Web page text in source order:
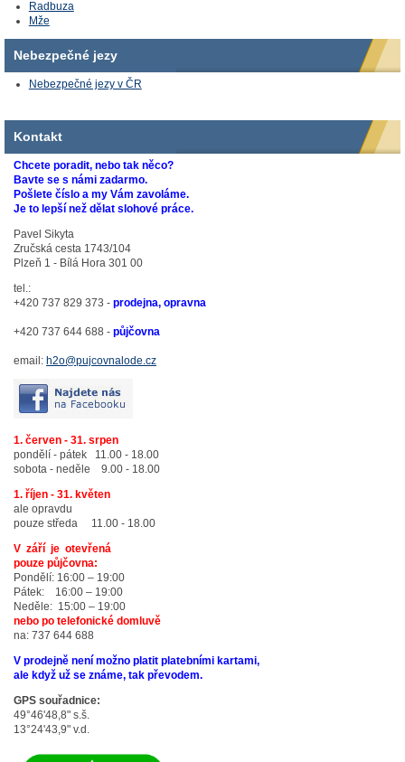
Radbuza
Mže
Nebezpečné jezy
Nebezpečné jezy v ČR
Kontakt
Chcete poradit, nebo tak něco?
Bavte se s námi zadarmo.
Pošlete číslo a my Vám zavoláme.
Je to lepší než dělat slohové práce.
Pavel Sikyta
Zručská cesta 1743/104
Plzeň 1 - Bílá Hora 301 00
tel.:
+420 737 829 373 - prodejna, opravna
+420 737 644 688 - půjčovna
email: h2o@pujcovnalode.cz
1. červen - 31. srpen
pondělí - pátek 11.00 - 18.00
sobota - neděle 9.00 - 18.00
1. říjen - 31. květen
ale opravdu
pouze středa 11.00 - 18.00
V září je otevřená
pouze půjčovna:
Pondělí: 16:00 – 19:00
Pátek: 16:00 – 19:00
Neděle: 15:00 – 19:00
nebo po telefonické domluvě
na: 737 644 688
V prodejně není možno platit platebními kartami,
ale když už se známe, tak převodem.
GPS souřadnice:
49°46'48,8" s.š.
13°24'43,9" v.d.